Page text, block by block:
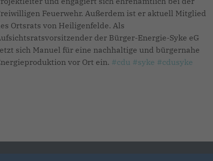
Feuerwehr. Außerdem ist er aktuell Mitglied
Ortsrats von Heiligenfelde. Als
der Bürger-Energie-Syke eG
sich Manuel für eine nachhaltige und bürgernahe
vor Ort ein. #cdu #syke #cdusyke